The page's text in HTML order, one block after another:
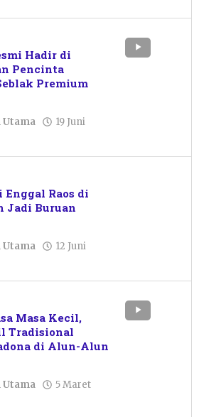
Hadir di
Pencinta
Premium
Utama
19 Juni
Raos di
Jadi Buruan
Utama
12 Juni
Masa Kecil,
Tradisional
di Alun-Alun
Utama
5 Maret